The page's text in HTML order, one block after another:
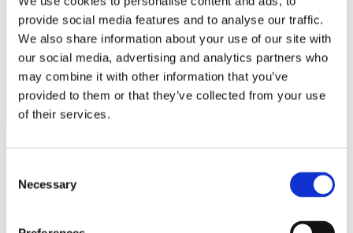
provide social media features and to analyse our traffic.
We also share information about your use of our site with
our social media, advertising and analytics partners who
may combine it with other information that you’ve
provided to them or that they’ve collected from your use
of their services.
Selection
Necessary
ネオノード、取締役会のメンバー変更を発表